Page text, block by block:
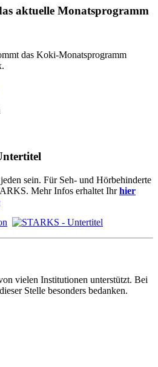
aktuelle Monatsprogramm
das Koki-Monatsprogramm
sein. Für Seh- und Hörbehinderte
Mehr Infos erhaltet Ihrhier
vielen Institutionen unterstützt. Bei
Stelle besonders bedanken.